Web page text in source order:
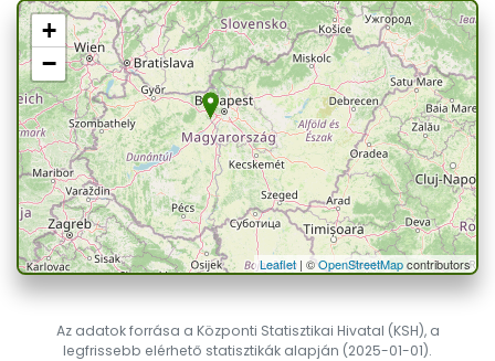
+
−
Leaflet| ©OpenStreetMapcontributors
Az adatok forrása a Központi Statisztikai Hivatal (KSH), a
legfrissebb elérhető statisztikák alapján (2025-01-01).